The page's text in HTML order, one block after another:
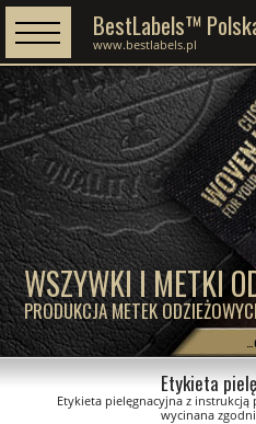
WSZYWKI I METKI
PRODUKCJA METEK
BestLabels™
www.bestlabels.pl
Etykieta
Etykieta pielęgnacyjna z
wycinana